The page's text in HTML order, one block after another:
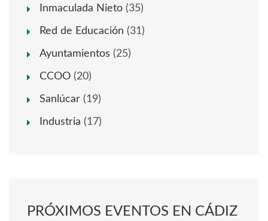
Inmaculada Nieto (35)
Red de Educación (31)
Ayuntamientos (25)
CCOO (20)
Sanlúcar (19)
Industria (17)
PRÓXIMOS EVENTOS EN CÁDIZ